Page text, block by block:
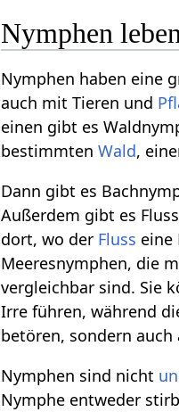
Nymphen
Nymphen haben eine
auch mit Tieren und
einen gibt es
bestimmtenWald,
Dann gibt es
Außerdem gibt es
dort, wo der Fluss eine
Meeresnymphen, die
vergleichbar sind. Sie
Irre führen, während
betören, sondern auch
Nymphen sind nicht
Nymphe entweder